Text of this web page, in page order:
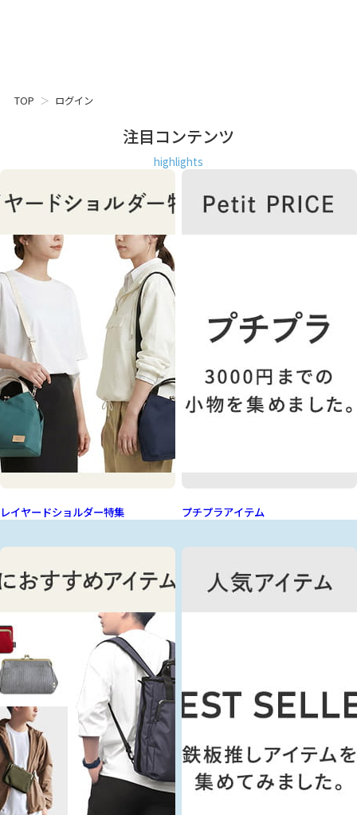
TOP ログイン
注目コンテンツ
highlights
レイヤードショルダー特集 プチプラアイテム